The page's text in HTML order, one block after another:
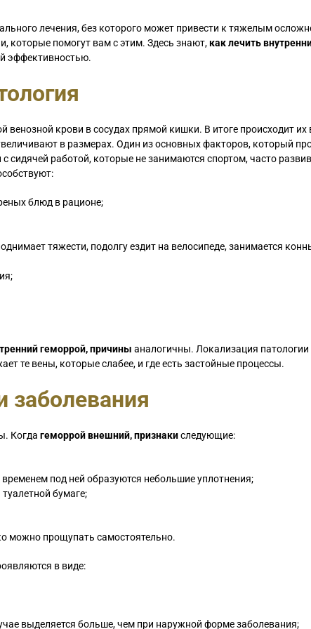
лечения, без которого может привести к тяжелым
которые помогут вам с этим. Здесь знают,как лечить
эффективностью.
венозной крови в сосудах прямой кишки. В итоге происходит их
в размерах. Один из основных факторов, который
работой, которые не занимаются спортом, часто
блюд в рационе;
тяжести, подолгу ездит на велосипеде, занимается
геморрой, причины аналогичны. Локализация патологии
те вены, которые слабее, и где есть застойные процессы.
заболевания
Когда геморрой внешний, признакиследующие:
под ней образуются небольшие уплотнения;
бумаге;
можно прощупать самостоятельно.
в виде:
выделяется больше, чем при наружной форме заболевания;